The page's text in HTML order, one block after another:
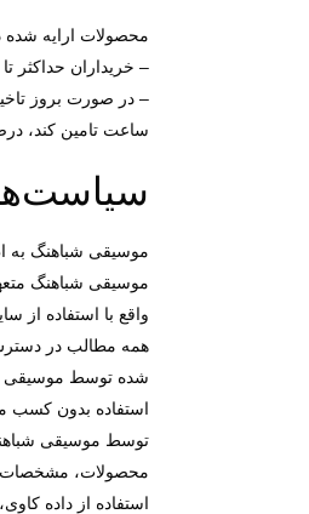
محصولات ارایه
– خریداران حداکثر تا 2 روز بعد از ثبت سفارش و قطعی شدن آن، فرصت دارند درخواست ارسال فاکتور را ثبت کنند.
ساعت تامین کند، درصورت عدم تامین کالا بعد از ۲۴
موسیقی شباهنگ به
موسیقی شباهنگ
واقع با استفاده
همه مطالب در دسترس
شده توسط موسیقی
استفاده بدون کسب
توسط موسیقی
محصولات، مشخصات
استفاده از داده